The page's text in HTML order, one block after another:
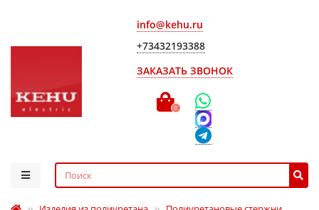
info@kehu.ru
+73432193388
ЗАКАЗАТЬ ЗВОНОК
0